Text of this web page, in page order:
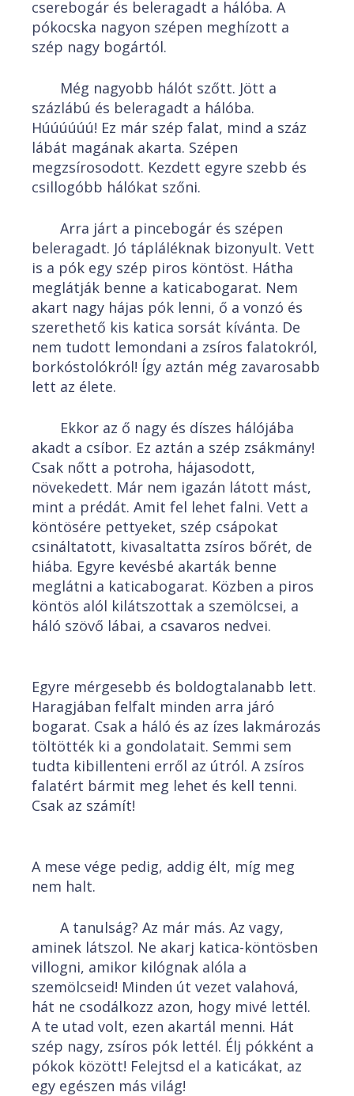
cserebogár és beleragadt a hálóba. A
pókocska nagyon szépen meghízott a
szép nagy bogártól.
Még nagyobb hálót szőtt. Jött a
százlábú és beleragadt a hálóba.
Húúúúúú! Ez már szép falat, mind a száz
lábát magának akarta. Szépen
megzsírosodott. Kezdett egyre szebb és
csillogóbb hálókat szőni.
Arra járt a pincebogár és szépen
beleragadt. Jó tápláléknak bizonyult. Vett
is a pók egy szép piros köntöst. Hátha
meglátják benne a katicabogarat. Nem
akart nagy hájas pók lenni, ő a vonzó és
szerethető kis katica sorsát kívánta. De
nem tudott lemondani a zsíros falatokról,
borkóstolókról! Így aztán még zavarosabb
lett az élete.
Ekkor az ő nagy és díszes hálójába
akadt a csíbor. Ez aztán a szép zsákmány!
Csak nőtt a potroha, hájasodott,
növekedett. Már nem igazán látott mást,
mint a prédát. Amit fel lehet falni. Vett a
köntösére pettyeket, szép csápokat
csináltatott, kivasaltatta zsíros bőrét, de
hiába. Egyre kevésbé akarták benne
meglátni a katicabogarat. Közben a piros
köntös alól kilátszottak a szemölcsei, a
háló szövő lábai, a csavaros nedvei.
Egyre mérgesebb és boldogtalanabb lett.
Haragjában felfalt minden arra járó
bogarat. Csak a háló és az ízes lakmározás
töltötték ki a gondolatait. Semmi sem
tudta kibillenteni erről az útról. A zsíros
falatért bármit meg lehet és kell tenni.
Csak az számít!
A mese vége pedig, addig élt, míg meg
nem halt.
A tanulság? Az már más. Az vagy,
aminek látszol. Ne akarj katica-köntösben
villogni, amikor kilógnak alóla a
szemölcseid! Minden út vezet valahová,
hát ne csodálkozz azon, hogy mivé lettél.
A te utad volt, ezen akartál menni. Hát
szép nagy, zsíros pók lettél. Élj pókként a
pókok között! Felejtsd el a katicákat, az
egy egészen más világ!